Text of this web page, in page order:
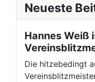
Neueste
Hannes Weiß
Die hitzebedingt